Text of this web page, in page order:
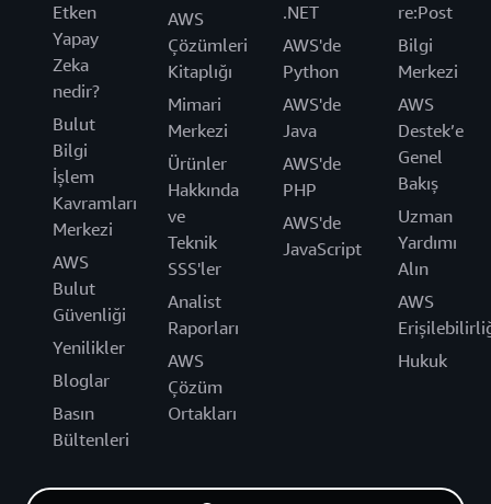
Etken
Yapay
Zeka
nedir?
Bulut
Bilgi
İşlem
Kavramları
Merkezi
AWS
Bulut
Güvenliği
Yenilikler
Bloglar
Basın
Bültenleri
AWS
Çözümleri
Kitaplığı
Mimari
Merkezi
Ürünler
Hakkında
ve
Teknik
SSS'ler
Analist
Raporları
AWS
Çözüm
Ortakları
.NET
AWS'de
Python
AWS'de
Java
AWS'de
PHP
AWS'de
JavaScript
re:Post
Bilgi
Merkezi
AWS
Destek’e
Genel
Bakış
Uzman
Yardımı
Alın
AWS
Hukuk